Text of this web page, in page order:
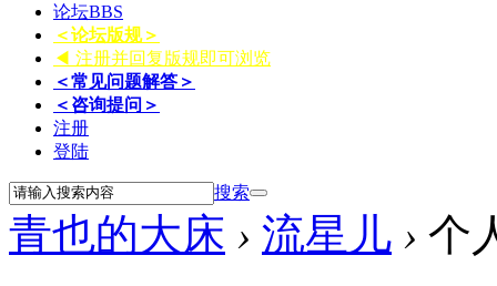
论坛BBS
＜论坛版规＞
◀ 注册并回复版规即可浏览
＜常见问题解答＞
＜咨询提问＞
注册
登陆
搜索
青也的大床 › 流星儿 › 个